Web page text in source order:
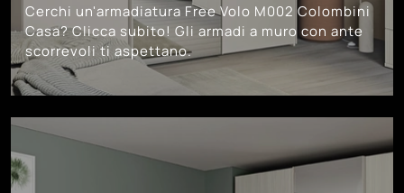
Cerchi un'armadiatura Free Volo M002 Colombini
Casa? Clicca subito! Gli armadi a muro con ante
scorrevoli ti aspettano.